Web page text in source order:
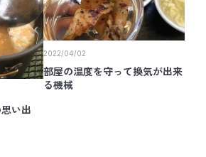
い出
2022/04/02
部屋の温度を守って換気が出来
る機械